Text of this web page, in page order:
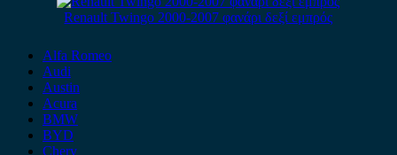
Renault Twingo 2000-2007 φανάρι δεξί εμπρός
Alfa Romeo
Audi
Austin
Acura
BMW
BYD
Chery